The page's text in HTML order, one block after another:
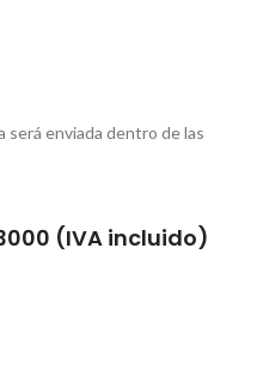
será enviada dentro de las
(IVA incluido)